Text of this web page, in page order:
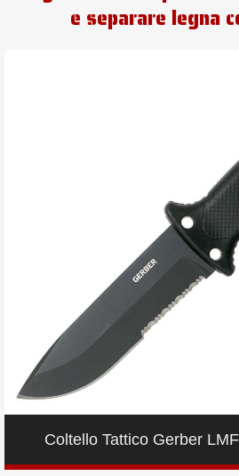
e separare legna
Coltello Tattico Gerber